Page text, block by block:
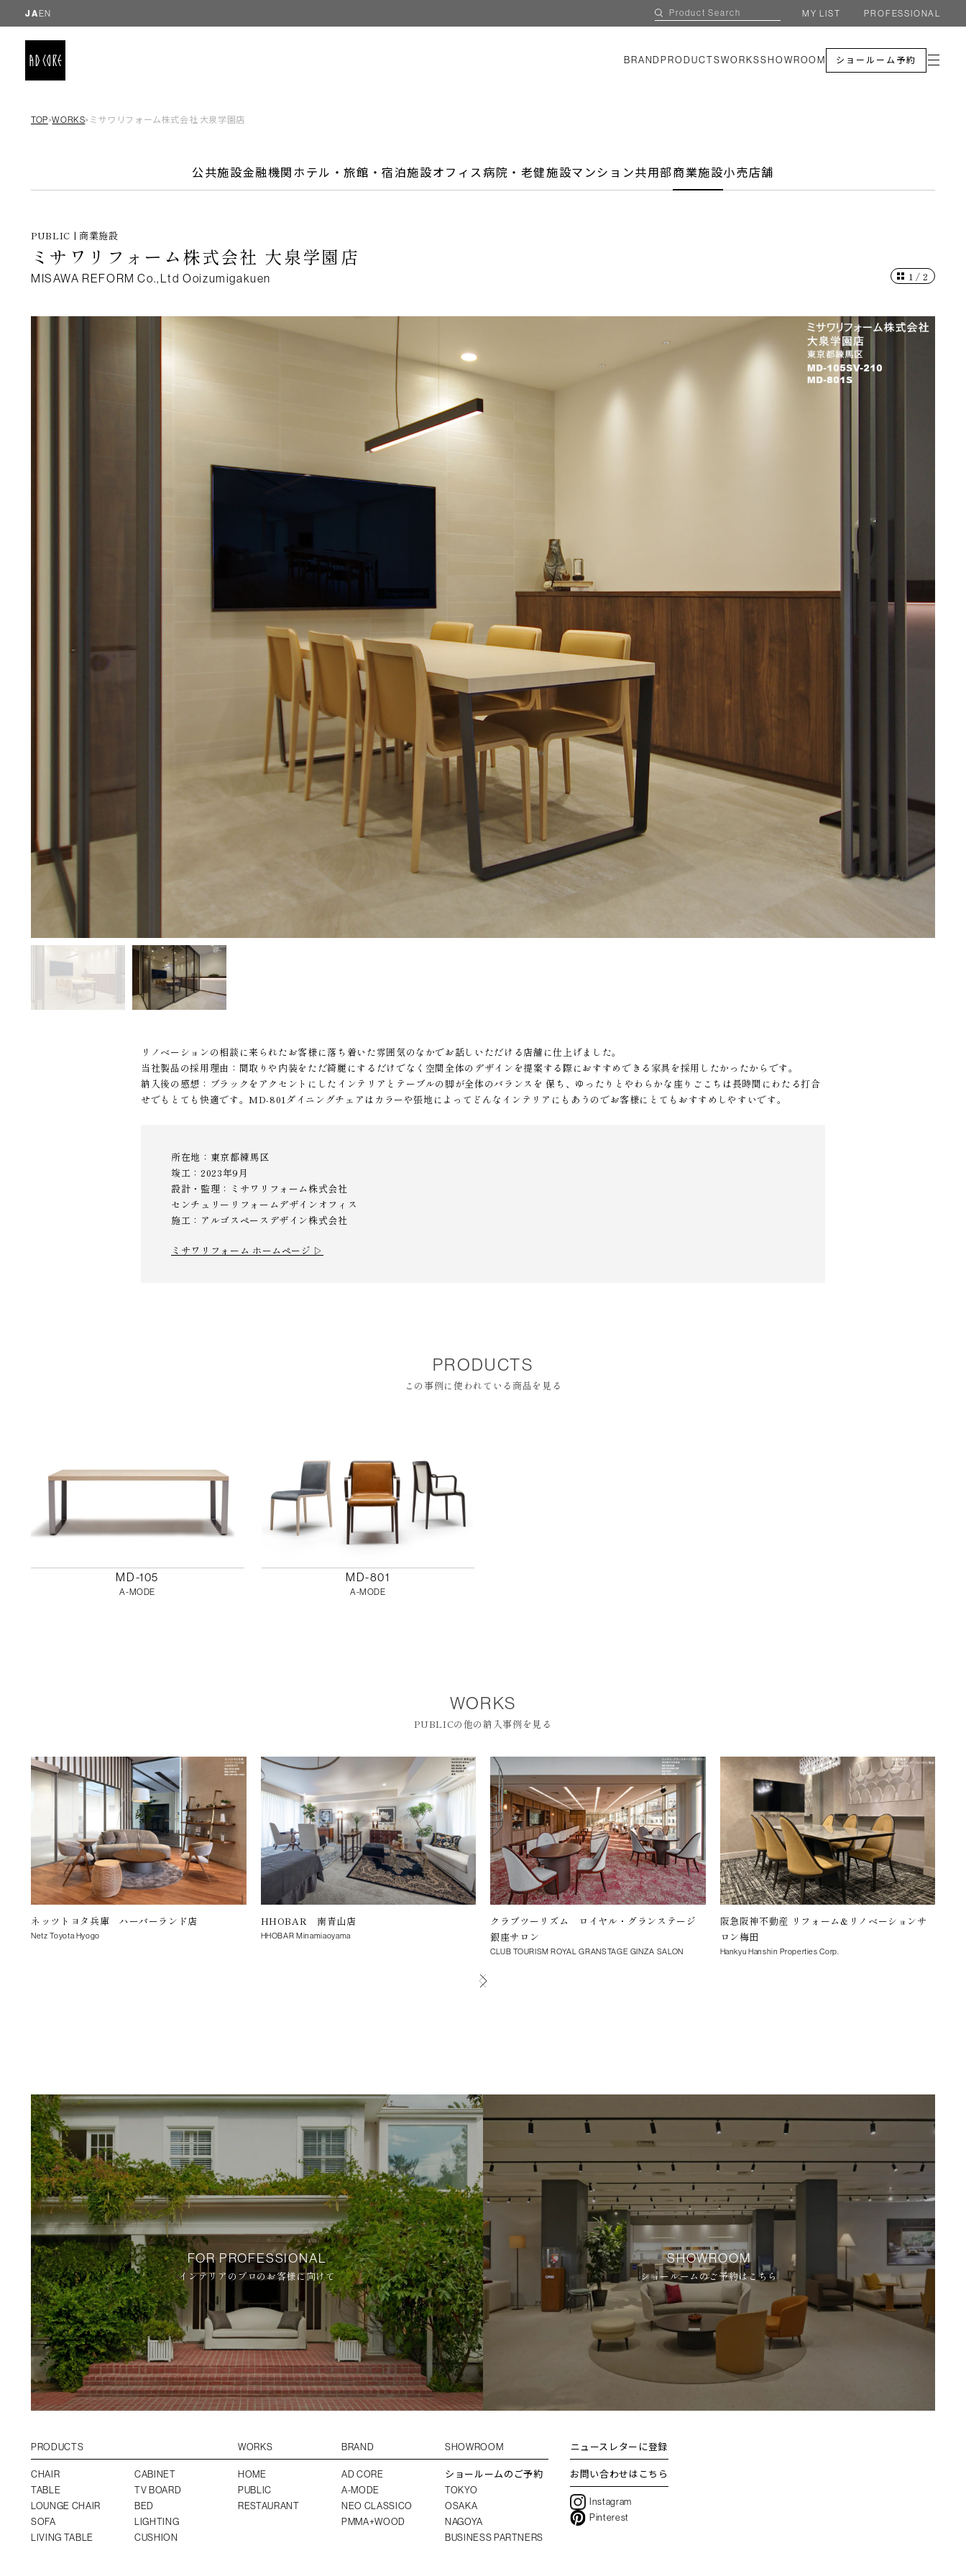
EN
JA MY LIST PROFESSIONAL
BRAND PRODUCTSWORKSSHOWROOM ショールーム予約
TOP＞WORKS＞ ミサワリフォーム株式会社 大泉学園店
公共施設金融機関 ホテル・旅館・宿泊施設オフィス 病院・老健施設マンション共用部商業施設小売店舗
PUBLIC | 商業施設
ミサワリフォーム株式会社 大泉学園店
MISAWA REFORM Co.,Ltd Ooizumigakuen 1 /2
リノベーションの相談に来られたお客様に落ち着いた雰囲気のなかでお話しいただける店舗に仕上げました。
当社製品の採用理由：間取りや内装をただ綺麗にするだけでなく空間全体のデザインを提案する際におすすめできる家具を採用したかったからです。
納入後の感想：ブラックをアクセントにしたインテリアとテーブルの脚が全体のバランスを 保ち、ゆったりとやわらかな座りごこちは長時間にわたる打合
せでもとても快適です。MD-801ダイニングチェアはカラーや張地によってどんなインテリアにもあうのでお客様にとてもおすすめしやすいです。
所在地：東京都練馬区
竣工：2023年9月
設計・監理：ミサワリフォーム株式会社
センチュリーリフォームデザインオフィス
施工：アルゴスペースデザイン株式会社
ミサワリフォーム ホームページ ▷
PRODUCTS
この事例に使われている商品を見る
MD-105
A-MODE
MD-801
A-MODE
WORKS
PUBLICの他の納入事例を見る
ネッツトヨタ兵庫 ハーバーランド店
Netz Toyota Hyogo
HHOBAR 南青山店
HHOBAR Minamiaoyama
クラブツーリズム ロイヤル・グランステージ
銀座サロン
CLUB TOURISM ROYAL GRANSTAGE GINZA SALON
阪急阪神不動産 リフォーム&リノベーションサ
ロン梅田
Hankyu Hanshin Properties Corp.
FOR PROFESSIONAL
インテリアのプロのお客様に向けて
SHOWROOM
ショールームのご予約はこちら
PRODUCTS
CHAIR
TABLE
LOUNGE CHAIR
SOFA
LIVING TABLE
CABINET
TV BOARD
BED
LIGHTING
CUSHION
WORKS
HOME
PUBLIC
RESTAURANT
BRAND
AD CORE
A-MODE
NEO CLASSICO
PMMA+WOOD
SHOWROOM
ショールームのご予約
TOKYO
OSAKA
NAGOYA
BUSINESS PARTNERS
ニュースレターに登録
お問い合わせはこちら
Instagram
Pinterest